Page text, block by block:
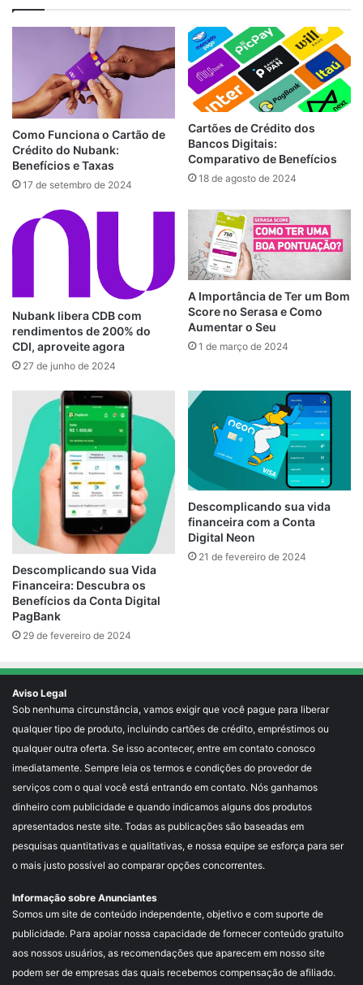
Como Funciona o Cartão de
Crédito do Nubank:
Benefícios e Taxas
17 de setembro de 2024
Cartões de Crédito dos
Bancos Digitais:
Comparativo de Benefícios
18 de agosto de 2024
Nubank libera CDB com
rendimentos de 200% do
CDI, aproveite agora
27 de junho de 2024
A Importância de Ter um Bom
Score no Serasa e Como
Aumentar o Seu
1 de março de 2024
Descomplicando sua Vida
Financeira: Descubra os
Benefícios da Conta Digital
PagBank
29 de fevereiro de 2024
Descomplicando sua vida
financeira com a Conta
Digital Neon
21 de fevereiro de 2024
Aviso Legal
Sob nenhuma circunstância, vamos exigir que você pague para liberar
qualquer tipo de produto, incluindo cartões de crédito, empréstimos ou
qualquer outra oferta. Se isso acontecer, entre em contato conosco
imediatamente. Sempre leia os termos e condições do provedor de
serviços com o qual você está entrando em contato. Nós ganhamos
dinheiro com publicidade e quando indicamos alguns dos produtos
apresentados neste site. Todas as publicações são baseadas em
pesquisas quantitativas e qualitativas, e nossa equipe se esforça para ser
o mais justo possível ao comparar opções concorrentes.
Informação sobre Anunciantes
Somos um site de conteúdo independente, objetivo e com suporte de
publicidade. Para apoiar nossa capacidade de fornecer conteúdo gratuito
aos nossos usuários, as recomendações que aparecem em nosso site
podem ser de empresas das quais recebemos compensação de afiliado.